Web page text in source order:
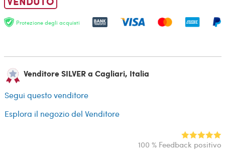
Protezione degli acquisti
Venditore SILVER a Cagliari, Italia
Segui questo venditore
Esplora il negozio del Venditore
100 % Feedback positivo